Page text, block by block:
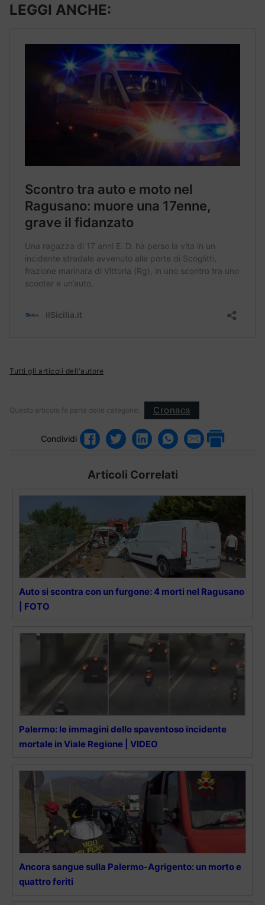
LEGGI ANCHE:
Tutti gli articoli dell'autore
Questo articolo fa parte delle categorie: Cronaca
Condividi
Articoli Correlati
Auto si scontra con un furgone: 4 morti nel Ragusano
| FOTO
Palermo: le immagini dello spaventoso incidente
mortale in Viale Regione | VIDEO
Ancora sangue sulla Palermo-Agrigento: un morto e
quattro feriti